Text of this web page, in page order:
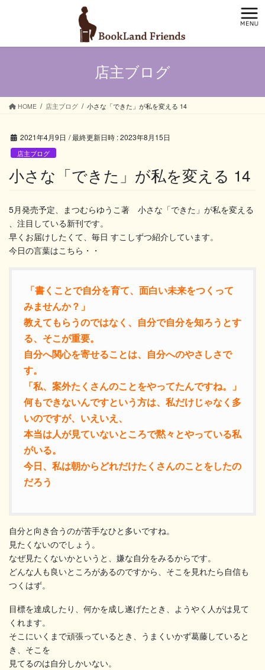
店主ブログ
HOME 店主ブログ 小さな「できた」が私を変える 14
2021年4月9日 / 最終更新日時 :2023年8月15日
店主ブログ
小さな「できた」が私を変える 14
5月発売予定、まつむらゆうこ著 小さな「できた」が私を変える
、注目している新刊です。
早くお届けしたくて、毎日 すこしずつ紹介しています。
今日の言葉はこちら・・
「書くことで自分を育て、面白い未来をつくって
みませんか？」
教えてもらうのではなく、自分で自分を知ろうとす
る、そこが重要。
自分へ関心を寄せることは、自分へのやさしさで
す。
「私、案外たくさんのことをやってたんですね。」
何もできないんですという方は、私だけじゃなく多
いのですが、いえいえ、
本当は人が見ていないところで黙々とやっている私
がいる。
今日、私は朝からどれだけたくさんのことをしたの
だろう
自分と向き合うのが苦手なひと多いですね。
見たくないのでしょう。
なぜ見たくないかというと、嫌な自分をみるからです。
どんな人も良いところがあるのですから、そこを見れたら自信も
つくはず。
目標を達成したり、何かを成し遂げたとき、ようやく人がは見て
くれます。
そこにいくまで頑張っているとき、うまくいかず葛藤していると
き、そこを
見てるのは自分しかいない。